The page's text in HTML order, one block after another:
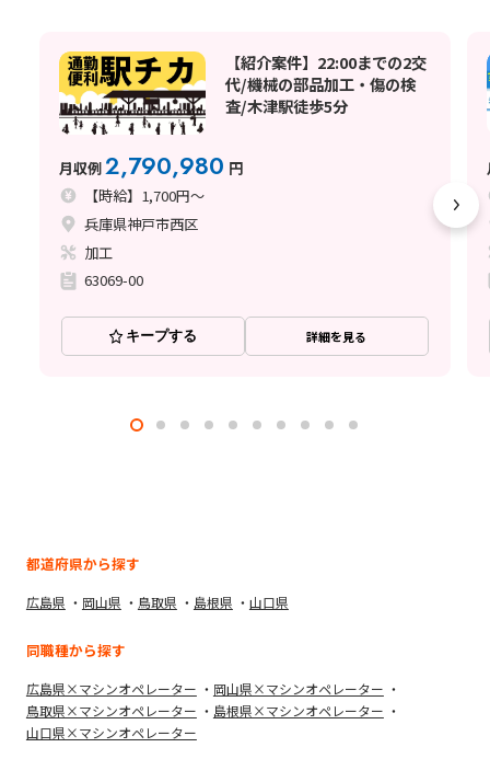
【紹介案件】22:00までの2交
代/機械の部品加工・傷の検
査/木津駅徒歩5分
月収例2,790,980 円
【時給】1,700円～
兵庫県神戸市西区
加工
63069-00
キープする 詳細を見る
都道府県から探す
広島県 岡山県 鳥取県 島根県 山口県
同職種から探す
広島県×マシンオペレーター
岡山県×マシンオペレーター
鳥取県×マシンオペレーター
島根県×マシンオペレーター
山口県×マシンオペレーター